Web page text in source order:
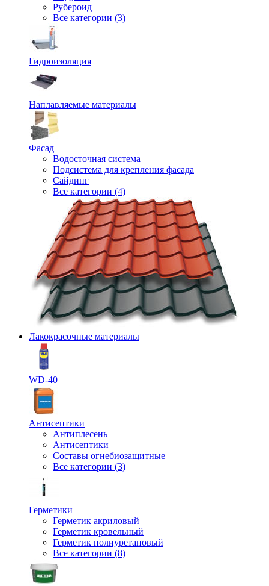
Рубероид
Все категории (3)
Гидроизоляция
Наплавляемые материалы
Фасад
Водосточная система
Подсистема для крепления фасада
Сайдинг
Все категории (4)
Лакокрасочные материалы
WD-40
Антисептики
Антиплесень
Антисептики
Составы огнебиозащитные
Все категории (3)
Герметики
Герметик акриловый
Герметик кровельный
Герметик полиуретановый
Все категории (8)